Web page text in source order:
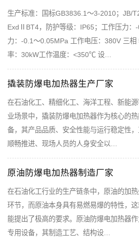
生产标准：国标GB3836.1～3-2010；JB/
ExdⅡBT4，防护等级：IP65；工作压力：
力：-0.1～0.05MPa 工作电压：380V 三
率：30kW工作温度：<350℃ 设…
撬装防爆电加热器生产厂家
在石油化工、精细化工、海洋工程、新能
业场景中，撬装防爆电加热器作为核心的
备，其产品品质、安全性能与运行稳定性
顺畅推进、现场人员的人身安全以…
原油防爆电加热器制造厂家
在石油化工行业的生产链条中，原油的加
环节，而原油本身具有易燃易爆的特性，
能提出了极高的要求。原油防爆电加热器
专用设备，其制造工艺、结构设…